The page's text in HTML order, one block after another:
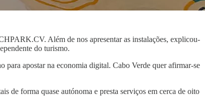
Além de nos apresentar as instalações, explicou-
do turismo.
apostar na economia digital. Cabo Verde quer afirmar-se
de forma quase autónoma e presta serviços em cerca de oito